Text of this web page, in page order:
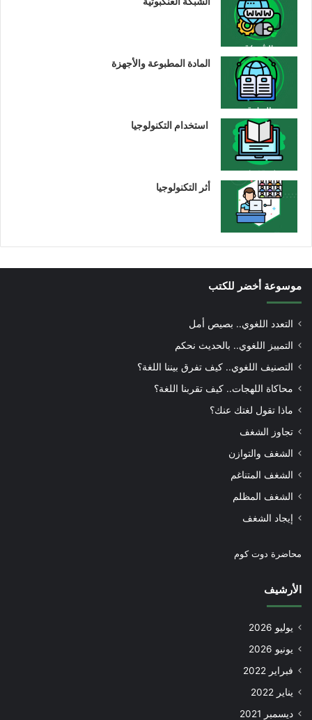
المادة المطبوعة والأجهزة
استخدام التكنولوجيا
أثر التكنولوجيا
موسوعة أخضر للكتب
التعدد اللغوي.. بصيص أمل
التمييز اللغوي.. بالحديث نحكم
التصنيف اللغوي.. كيف تفرق بيننا اللغة؟
محاكاة اللهجات.. كيف تقربنا اللغة؟
ماذا تقول لغتك عنك؟
تجاوز الشغف
الشغف والتوازن
الشغف المتناغم
الشغف المظلم
إيجاد الشغف
محاضرة دوت كوم
الأرشيف
يوليو 2026
يونيو 2026
فبراير 2022
يناير 2022
ديسمبر 2021